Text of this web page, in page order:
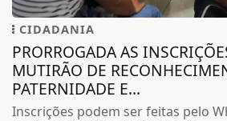
CIDADANIA
PRORROGADA AS
MUTIRÃO DE
PATERNIDADE E...
Inscrições podem ser feitas pelo